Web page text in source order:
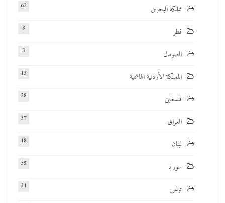
مملكة البحرين 62
قطر 8
الصومال 3
المملكة الأردنية الهاشمية 13
فلسطين 28
العراق 37
لبنان 18
سوريا 35
تونس 31